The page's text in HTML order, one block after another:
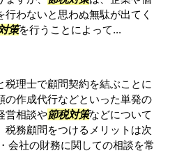
行わないと思わぬ無駄が出てく
策を行うことによって...
税理士で顧問契約を結ぶことに
の作成代行などといった単発の
営相談や節税対策などについて
税務顧問をつけるメリットは次
会社の財務に関しての相談を常